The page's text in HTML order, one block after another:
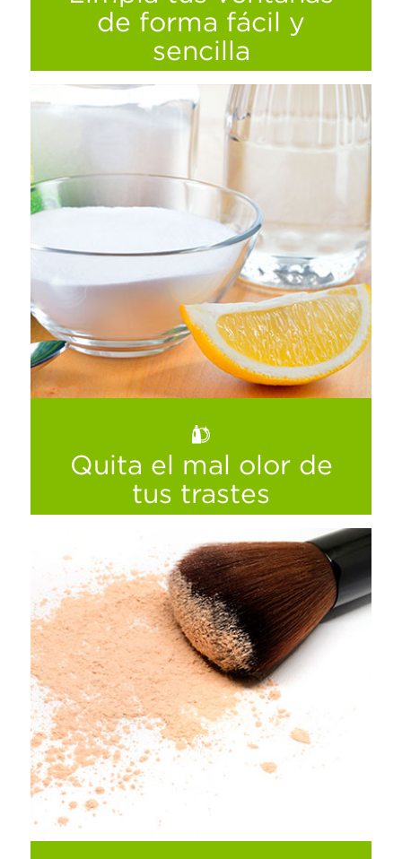
de forma fácil y
sencilla
Al limpiar manchas en vidrios y ventanas,
los limpiadores caseros funcionan mejor si
Ver más
Quita el mal olor de
tus trastes
Un hogar limpio y sano comienza en los
pequeños detalles; uno de los más
importantes es la limpieza de los trastes y